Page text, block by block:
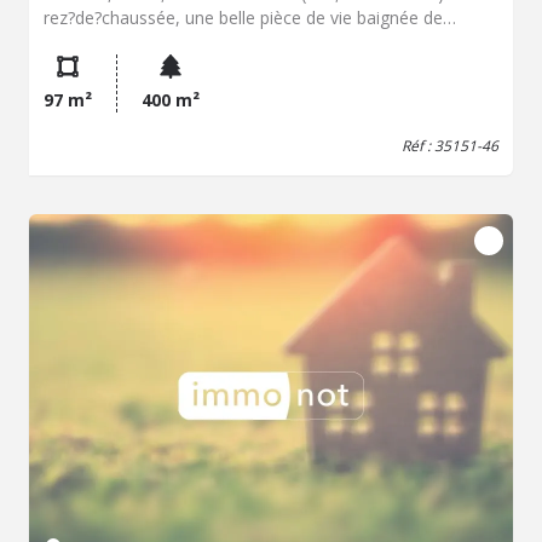
rez?de?chaussée, une belle pièce de vie baignée de
aménagée et équipée ainsi qu'un bureau complétant cet
espace. À l'étage, trois chambres et une salle de bains. En
sous?sol, une grande cave d'environ 68 m². Un bien rare
97 m² 400 m²
Réf : 35151-46